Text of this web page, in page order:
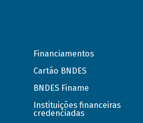
Financiamentos
Cartão BNDES
BNDES Finame
Instituições financeiras
credenciadas